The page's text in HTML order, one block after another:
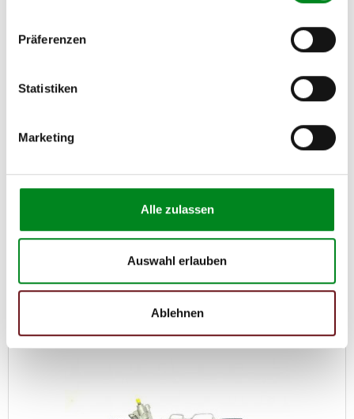
Präferenzen
Statistiken
Marketing
Alle zulassen
Auswahl erlauben
Ablehnen
136,00 €
Zum Produkt